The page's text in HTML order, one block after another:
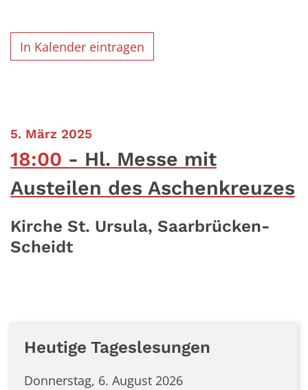
In Kalender eintragen
5. März 2025
18:00
Hl. Messe mit
Austeilen des Aschenkreuzes
Kirche St. Ursula, Saarbrücken-
Scheidt
Heutige Tageslesungen
Donnerstag, 6. August 2026